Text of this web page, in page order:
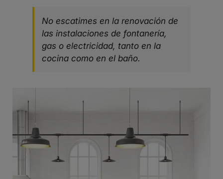
No escatimes en la renovación de
las instalaciones de fontanería,
gas o electricidad, tanto en la
cocina como en el baño.